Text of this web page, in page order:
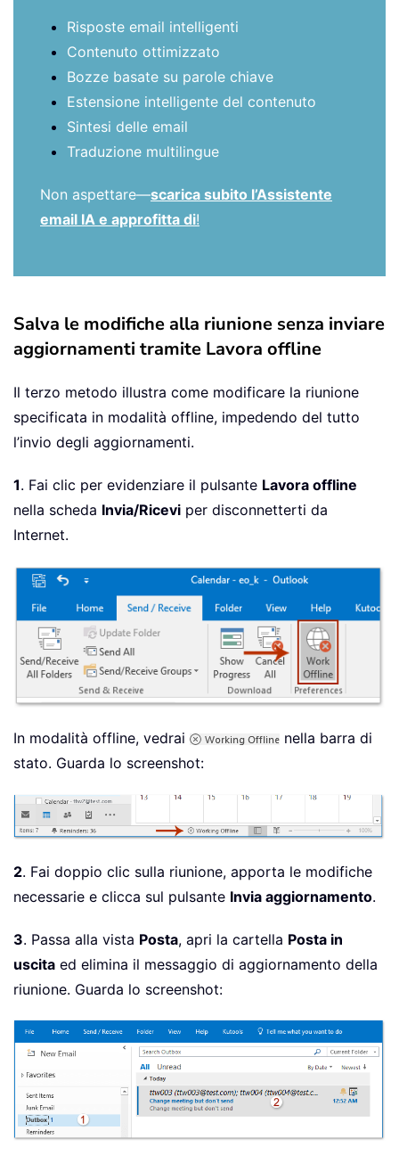
Risposte email intelligenti
Contenuto ottimizzato
Bozze basate su parole chiave
Estensione intelligente del contenuto
Sintesi delle email
Traduzione multilingue
Non aspettare—scarica subito l’Assistente
email IA e approfitta di!
Salva le modifiche alla riunione senza inviare
aggiornamenti tramite Lavora offline
Il terzo metodo illustra come modificare la riunione
specificata in modalità offline, impedendo del tutto
l’invio degli aggiornamenti.
1. Fai clic per evidenziare il pulsante Lavora offline
nella scheda Invia/Ricevi per disconnetterti da
Internet.
In modalità offline, vedrai
nella barra di
stato. Guarda lo screenshot:
2. Fai doppio clic sulla riunione, apporta le modifiche
necessarie e clicca sul pulsante Invia aggiornamento.
3. Passa alla vista Posta, apri la cartella Posta in
uscita ed elimina il messaggio di aggiornamento della
riunione. Guarda lo screenshot: